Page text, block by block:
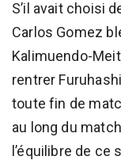
S’il avait choisi
Carlos Gomez
Kalimuendo-
rentrer
toute fin de
au long du
l’équilibre de ce